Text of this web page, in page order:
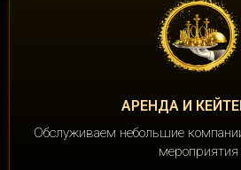
АРЕНДА И
Обслуживаем небольшие
мероприятия